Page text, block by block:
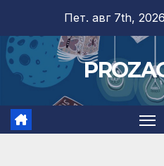
content
Пет. авг 7th, 2026